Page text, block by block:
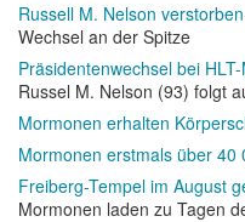
Russell M. Nelson
Wechsel an der Spitze
Präsidentenwechsel bei
Russel M. Nelson (93) folgt
Mormonen erhalten
Mormonen erstmals über 40
Freiberg-Tempel im August
Mormonen laden zu Tagen